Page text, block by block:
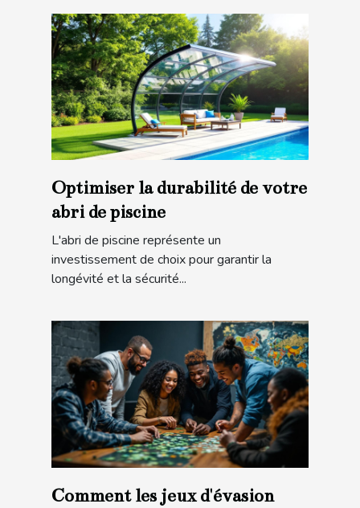
Optimiser la durabilité de votre
abri de piscine
L'abri de piscine représente un
investissement de choix pour garantir la
longévité et la sécurité...
Comment les jeux d'évasion